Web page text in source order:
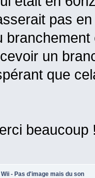
pas
un
que
beaucoup
Wii - Pas d'image mais du son